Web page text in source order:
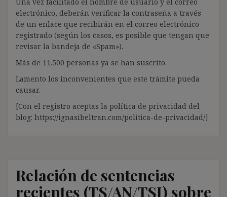
electrónico, deberán verificar la contraseña a través
de un enlace que recibirán en el correo electrónico
registrado (según los casos, es posible que tengan que
revisar la bandeja de «Spam»).
Más de 11.500 personas ya se han suscrito.
Lamento los inconvenientes que este trámite pueda
causar.
[Con el registro aceptas la política de privacidad del
blog: https://ignasibeltran.com/politica-de-privacidad/]
Relación de sentencias
recientes (TS/AN/TSJ) sobre